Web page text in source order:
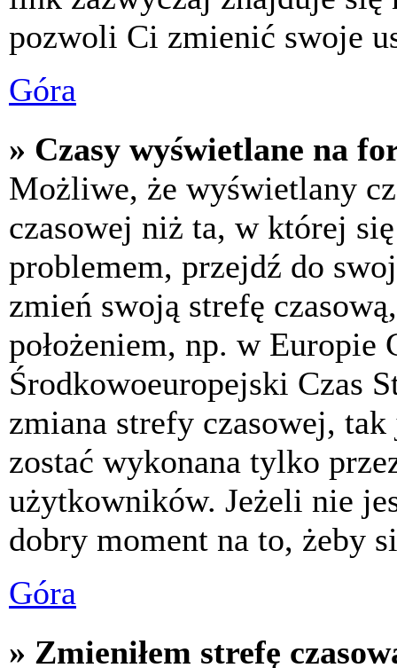
pozwoli Ci zmienić swoje
Góra
» Czasy wyświetlane na
Możliwe, że wyświetlany
czasowej niż ta, w której
problemem, przejdź do
zmień swoją strefę
położeniem, np. w Europie
Środkowoeuropejski Czas
zmiana strefy czasowej,
zostać wykonana tylko
użytkowników. Jeżeli nie
dobry moment na to, żeby
Góra
» Zmieniłem strefę